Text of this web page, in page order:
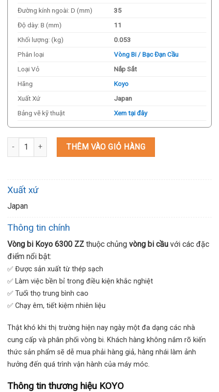
Đường kính ngoài: D (mm)
35
Độ dày: B (mm)
11
Khối lượng: (kg)
0.053
Phân loại
Vòng Bi / Bạc Đạn Cầu
Loại Vỏ
Nắp Sắt
Hãng
Koyo
Xuất Xứ
Japan
Bảng vẽ kỹ thuật
Xem tại đây
Vòng Bi / Bạc Đạn Koyo 6300ZZ 10x35x11mm số lượng
THÊM VÀO GIỎ HÀNG
Xuất xứ
Japan
Thông tin chính
Vòng bi Koyo 6300 ZZ thuộc chủng vòng bi cầu với các đặc
điểm nổi bật:
✅ Được sản xuất từ thép sạch
✅ Làm việc bền bỉ trong điều kiện khắc nghiệt
✅ Tuổi thọ trung bình cao
✅ Chạy êm, tiết kiệm nhiên liệu
Thật khó khi thị trường hiện nay ngày một đa dạng các nhà
cung cấp và phân phối vòng bi. Khách hàng không nắm rõ kiến
thức sản phẩm sẽ dễ mua phải hàng giả, hàng nhái làm ảnh
hưởng đến quá trình vận hành của máy móc.
Thông tin thương hiệu KOYO